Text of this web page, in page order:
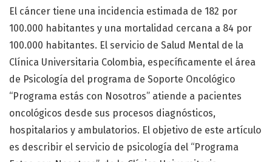
El cáncer tiene una incidencia estimada de 182 por
100.000 habitantes y una mortalidad cercana a 84 por
100.000 habitantes. El servicio de Salud Mental de la
Clínica Universitaria Colombia, específicamente el área
de Psicología del programa de Soporte Oncológico
“Programa estás con Nosotros” atiende a pacientes
oncológicos desde sus procesos diagnósticos,
hospitalarios y ambulatorios. El objetivo de este artículo
es describir el servicio de psicología del “Programa